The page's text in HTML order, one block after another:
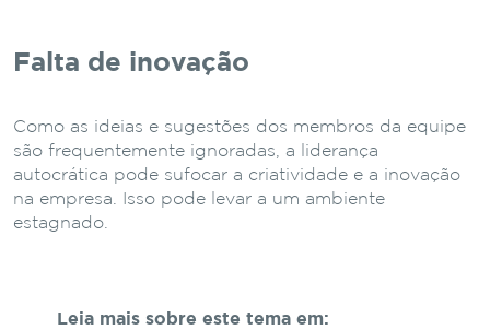
Falta de inovação
Como as ideias e sugestões dos membros da equipe
são frequentemente ignoradas, a liderança
autocrática pode sufocar a criatividade e a inovação
na empresa. Isso pode levar a um ambiente
estagnado.
Leia mais sobre este tema em: